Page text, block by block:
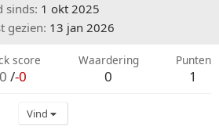
sinds 1 okt 2025
gezien 13 jan 2026
score
0 /-0
Waardering
0
Punten
1
Vind